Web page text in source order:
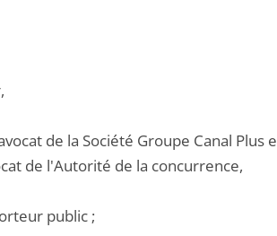
de la Société Groupe Canal Plus
de l'Autorité de la concurrence,
public ;